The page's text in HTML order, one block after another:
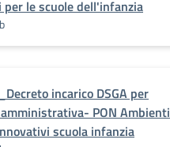
le scuole dell'infanzia
incarico DSGA per
PON Ambienti
scuola infanzia